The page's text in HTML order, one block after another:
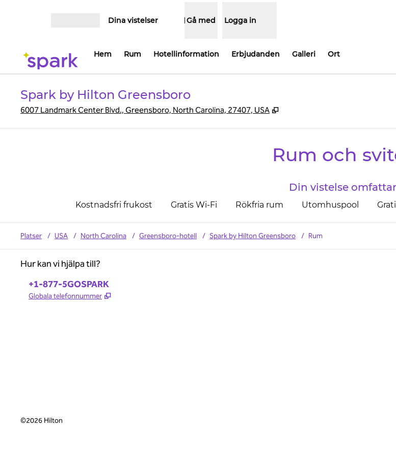
Dina vistelser Gå med Logga in
Hem Rum Hotellinformation Erbjudanden Galleri Ort
Spark by Hilton Greensboro
6007 Landmark Center Blvd., Greensboro, North Carolina, 27407, USA ,
Rum och
Din vistelse omfattar
Kostnadsfri frukost Gratis Wi-Fi Rökfria rum Utomhuspool
Platser / USA / North Carolina / Greensboro-hotell / Spark by Hilton Greensboro / Rum
Hur kan vi hjälpa till?
Telefon:
+1-877-5GOSPARK
Globala telefonnummer ,
©2026 Hilton